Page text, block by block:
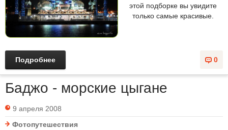
этой подборке вы увидите
только самые красивые.
0
Подробнее
Баджо - морские цыгане
9 апреля 2008
Фотопутешествия